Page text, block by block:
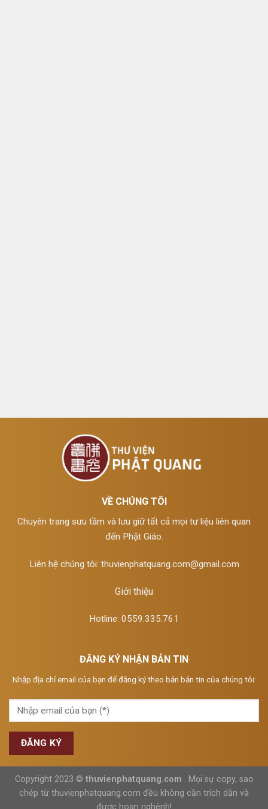
VỀ CHÚNG TÔI
Chuyên trang sưu tầm và lưu giữ tất cả mọi tư liệu liên quan
đến Phật Giáo.
Liên hệ chúng tôi: thuvienphatquang.com@gmail.com
Giới thiệu
Hotline: 0559.335.761
ĐĂNG KÝ NHẬN BẢN TIN
Nhập địa chỉ email của bạn để đăng ký theo bản bản tin của chúng tôi:
Copyright 2023 © thuvienphatquang.com . Mọi sự copy, sao
chép từ thuvienphatquang.com đều không cần trích dẫn và